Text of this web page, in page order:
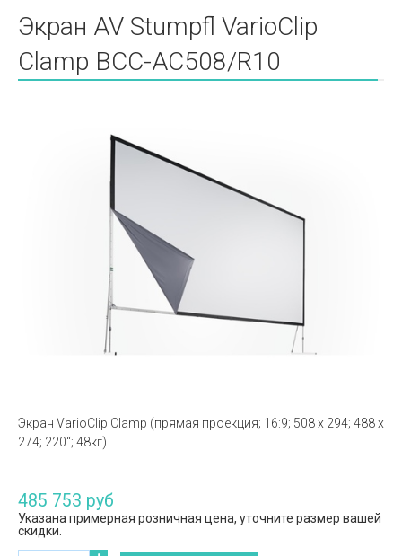
Экран AV Stumpfl VarioClip
Clamp BCC-AC508/R10
Экран VarioClip Clamp (прямая проекция; 16:9; 508 x 294; 488 x
274; 220“; 48кг)
485 753 руб
Указана примерная розничная цена, уточните размер вашей
скидки.